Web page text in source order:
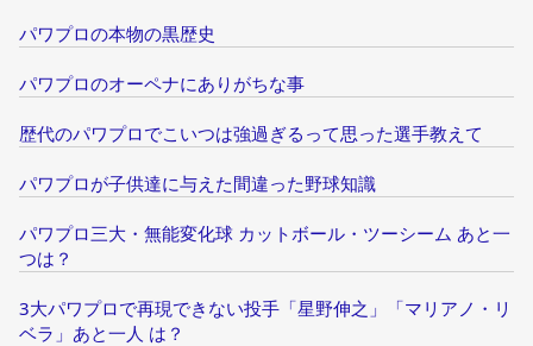
パワプロの本物の黒歴史
パワプロのオーペナにありがちな事
歴代のパワプロでこいつは強過ぎるって思った選手教えて
パワプロが子供達に与えた間違った野球知識
パワプロ三大・無能変化球 カットボール・ツーシーム あと一
つは？
3大パワプロで再現できない投手「星野伸之」「マリアノ・リ
ベラ」あと一人 は？